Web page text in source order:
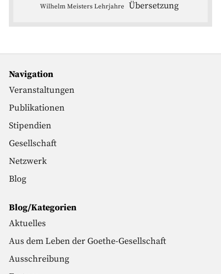
Wilhelm Meisters Lehrjahre Übersetzung
Navigation
Veranstaltungen
Publikationen
Stipendien
Gesellschaft
Netzwerk
Blog
Blog/Kategorien
Aktuelles
Aus dem Leben der Goethe-Gesellschaft
Ausschreibung